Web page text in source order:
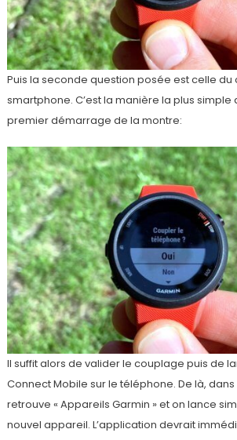
Puis la seconde question posée est celle
smartphone. C’est la manière la plus simple
premier démarrage de la montre:
Il suffit alors de valider le couplage puis de
Connect Mobile sur le téléphone. De là,
retrouve « Appareils Garmin » et on lance
nouvel appareil. L’application devrait